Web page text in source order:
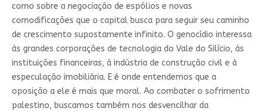
como sobre a negociação de espólios e novas
comodificações que o capital busca para seguir seu caminho
de crescimento supostamente infinito. O genocídio interessa
às grandes corporações de tecnologia do Vale do Silício, às
instituições financeiras, à indústria de construção civil e à
especulação imobiliária. E é onde entendemos que a
oposição a ele é mais que moral. Ao combater o sofrimento
palestino, buscamos também nos desvencilhar da